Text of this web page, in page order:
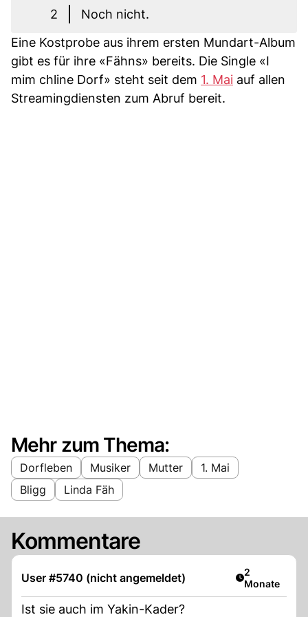
2
Noch nicht.
Eine Kostprobe aus ihrem ersten Mundart-Album
gibt es für ihre «Fähns» bereits. Die Single «I
mim chline Dorf» steht seit dem 1. Mai auf allen
Streamingdiensten zum Abruf bereit.
Mehr zum Thema:
Dorfleben Musiker Mutter
1. Mai
Bligg
Linda Fäh
Kommentare
User #5740 (nicht angemeldet) Artikel
2
Monate
Ist sie auch im Yakin-Kader?